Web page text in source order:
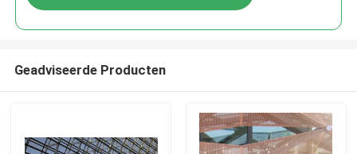
Geadviseerde Producten